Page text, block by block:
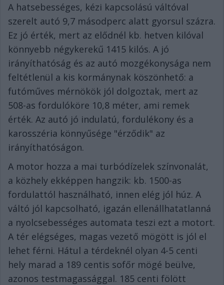
A hatsebességes, kézi kapcsolású váltóval
szerelt autó 9,7 másodperc alatt gyorsul százra.
Ez jó érték, mert az elődnél kb. hetven kilóval
könnyebb négykerekű 1415 kilós. A jó
irányíthatóság és az autó mozgékonysága nem
feltétlenül a kis kormánynak köszönhető: a
futóműves mérnökök jól dolgoztak, mert az
508-as fordulóköre 10,8 méter, ami remek
érték. Az autó jó indulatú, fordulékony és a
karosszéria könnyűsége "érződik" az
irányíthatóságon.
A motor hozza a mai turbódízelek színvonalát,
a közhely ekképpen hangzik: kb. 1500-as
fordulattól használható, innen elég jól húz. A
váltó jól kapcsolható, igazán ellenállhatatlanná
a nyolcsebességes automata teszi ezt a motort.
A tér elégséges, magas vezető mögött is jól el
lehet férni. Hátul a térdeknél olyan 4-5 centi
hely marad a 189 centis sofőr mögé beülve,
azonos testmagassággal. 185 centi fölött